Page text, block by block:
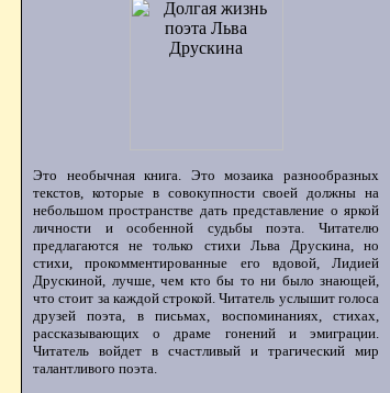
Это необычная книга. Это мозаика разнообразных
текстов, которые в совокупности своей должны на
небольшом пространстве дать представление о яркой
личности и особенной судьбы поэта. Читателю
предлагаются не только стихи Льва Друскина, но
стихи, прокомментированные его вдовой, Лидией
Друскиной, лучше, чем кто бы то ни было знающей,
что стоит за каждой строкой. Читатель услышит голоса
друзей поэта, в письмах, воспоминаниях, стихах,
рассказывающих о драме гонений и эмиграции.
Читатель войдет в счастливый и трагический мир
талантливого поэта.